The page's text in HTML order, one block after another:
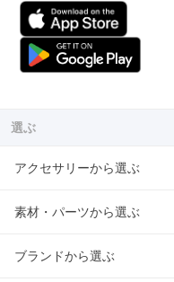
選ぶ
アクセサリーから選ぶ
素材・パーツから選ぶ
ブランドから選ぶ